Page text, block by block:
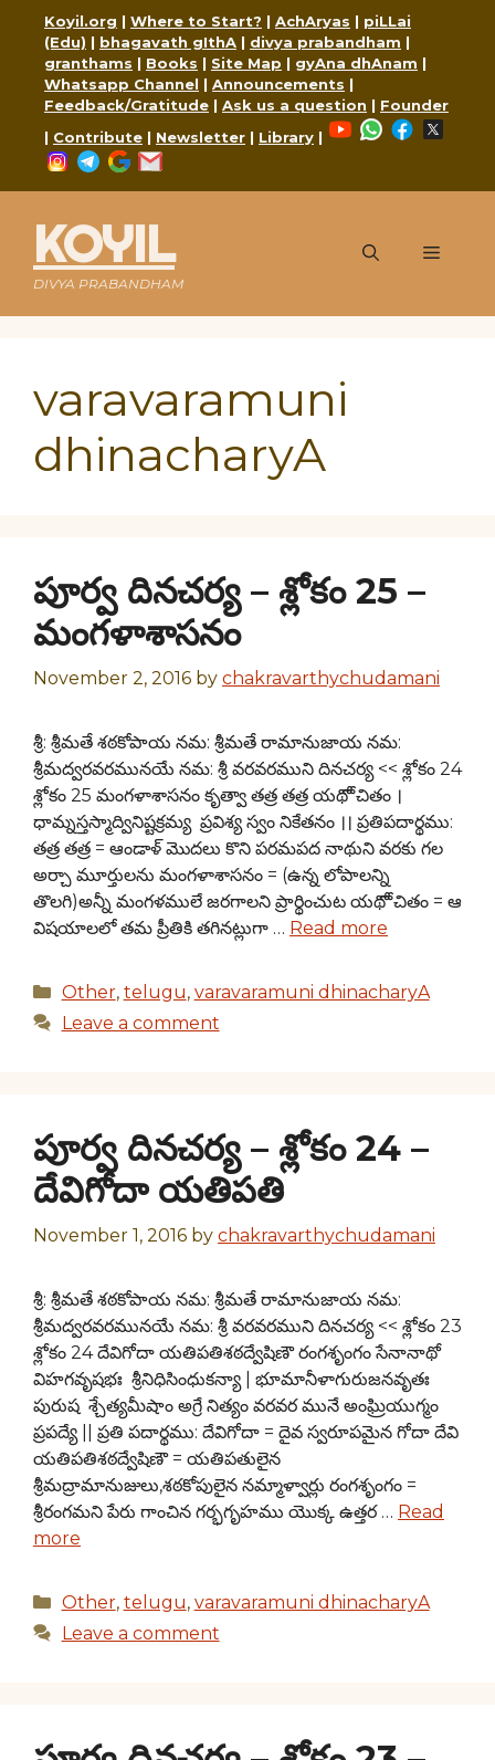
content
Koyil.org | Where to Start? | AchAryas | piLLai
(Edu) | bhagavath gIthA | divya prabandham |
granthams | Books | Site Map | gyAna dhAnam |
Whatsapp Channel | Announcements |
Feedback/Gratitude | Ask us a question | Founder
| Contribute | Newsletter | Library |
YouTubeWhatsApp
Facebook
Instagram
Telegram
Google
KOYIL
DIVYA PRABANDHAM
Menu
varavaramuni
dhinacharyA
పూర్వ దినచర్య – శ్లోకం 25 –
మంగళాశాసనం
November 2, 2016 by chakravarthychudamani
శ్రీ: శ్రీమతే శఠకోపాయ నమ: శ్రీమతే రామానుజాయ నమ:
శ్రీమద్వరవరమునయే నమ: శ్రీ వరవరముని దినచర్య << శ్లోకం 24
శ్లోకం 25 మంగళాశాసనం కృత్వా తత్ర తత్ర యథోోచితం ।
ధామ్నస్తస్మాద్వినిష్టక్రమ్య ప్రవిశ్య స్వం నికేతనం ।। ప్రతిపదార్థము:
తత్ర తత్ర = ఆండాళ్ మొదలు కొని పరమపద నాథుని వరకు గల
అర్చా మూర్తులను మంగళాశాసనం = (ఉన్న లోపాలన్ని
తొలగి)అన్నీ మంగళములే జరగాలని ప్రార్థించుట యథోోచితం = ఆ
విషయాలలో తమ ప్రీతికి తగినట్లుగా … Read more
Categories
Other, telugu, varavaramuni dhinacharyA
Leave a comment
పూర్వ దినచర్య – శ్లోకం 24 –
దేవిగోదా యతిపతి
November 1, 2016 by chakravarthychudamani
శ్రీ: శ్రీమతే శఠకోపాయ నమ: శ్రీమతే రామానుజాయ నమ:
శ్రీమద్వరవరమునయే నమ: శ్రీ వరవరముని దినచర్య << శ్లోకం 23
శ్లోకం 24 దేవిగోదా యతిపతిశఠద్వేషిణౌ రంగశృంగం సేనానాథో
విహగవృషభః శ్రీనిధిసింధుకన్యా | భూమానీళాగురుజనవృతః
పురుష శ్చేత్యమీషాం అగ్రే నిత్యం వరవర మునే అంఘ్రియుగ్మం
ప్రపద్యే || ప్రతి పదార్థము: దేవిగోదా = దైవ స్వరూపమైన గోదా దేవి
యతిపతిశఠద్వేషిణౌ = యతిపతులైన
శ్రీమద్రామానుజులు,శఠకోపులైన నమ్మాళ్వార్లు రంగశృంగం =
శ్రీరంగమని పేరు గాంచిన గర్భగృహము యొక్క ఉత్తర … Read
more
Categories
Other, telugu, varavaramuni dhinacharyA
Leave a comment